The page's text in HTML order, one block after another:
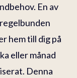
En av
hem till dig på
eller månad
Denna